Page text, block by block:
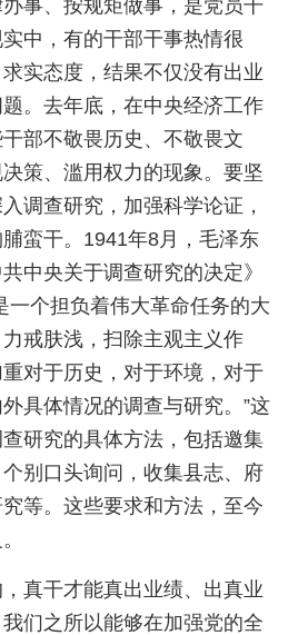
事、按规矩做事，是党员干
中，有的干部干事热情很
实态度，结果不仅没有出业
。去年底，在中央经济工作
部不敬畏历史、不敬畏文
策、滥用权力的现象。要坚
调查研究，加强科学论证，
蛮干。1941年8月，毛泽东
中央关于调查研究的决定》
一个担负着伟大革命任务的大
戒肤浅，扫除主观主义作
对于历史，对于环境，对于
具体情况的调查与研究。”这
研究的具体方法，包括邀集
别口头询问，收集县志、府
等。这些要求和方法，至今
真干才能真出业绩、出真业
们之所以能够在加强党的全